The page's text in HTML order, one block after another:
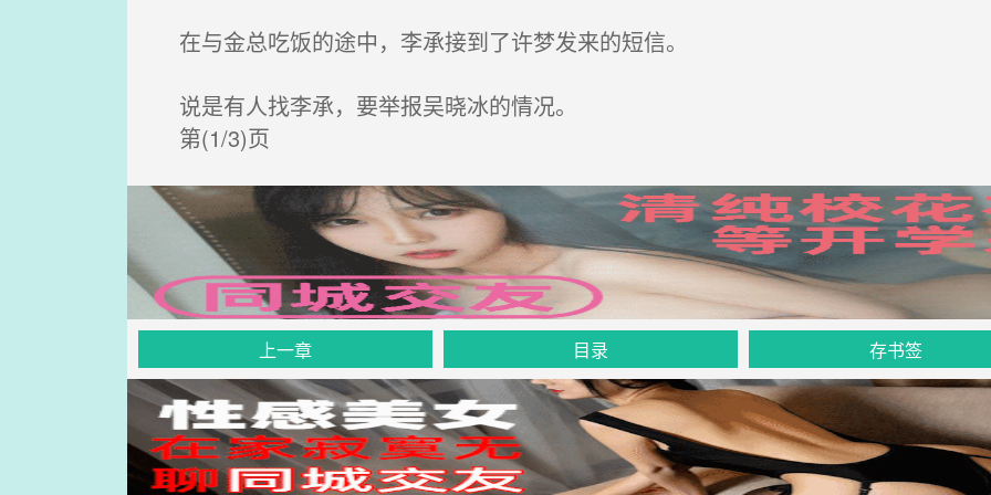
在与金总吃饭的途中，李承接到了许梦发来的短信。
说是有人找李承，要举报吴晓冰的情况。
第(1/3)页
上一章 目录 存书签